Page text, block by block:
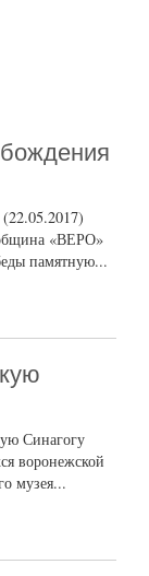
«ВЕРО»
памятную...
Синагогу
воронежской
музея...